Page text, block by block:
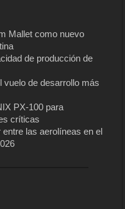
Mallet como nuevo
de producción de
vuelo de desarrollo más
PX-100 para
críticas
las aerolíneas en el